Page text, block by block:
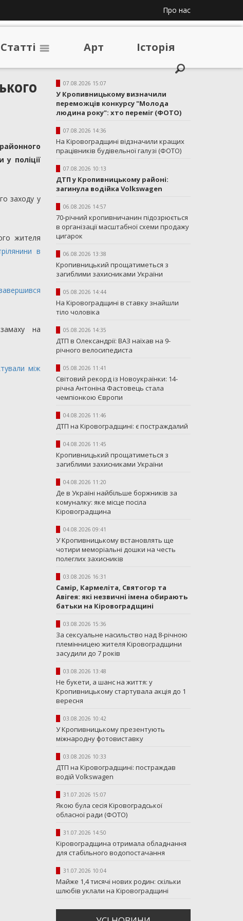
Про нас
Статтi Арт Iсторiя
поліції
заходу у
жителя
в
на
між
07.08.2026 15:07
У Кропивницькому визначили
переможців конкурсу "Молода
людина року": хто переміг (ФОТО)
07.08.2026 14:36
На Кіровоградщині відзначили кращих
працівників будівельної галузі (ФОТО)
07.08.2026 10:13
ДТП у Кропивницькому районі:
загинула водійка Volkswagen
06.08.2026 14:57
70-річний кропивничанин підозрюється
в організації масштабної схеми продажу
цигарок
06.08.2026 13:38
Кропивницький прощатиметься з
загиблими захисниками України
05.08.2026 14:44
На Кіровоградщині в ставку знайшли
тіло чоловіка
05.08.2026 14:35
ДТП в Олександрії: ВАЗ наїхав на 9-
річного велосипедиста
05.08.2026 11:41
Світовий рекорд із Новоукраїнки: 14-
річна Антоніна Фастовець стала
чемпіонкою Європи
04.08.2026 11:46
ДТП на Кіровоградщині: є постраждалий
04.08.2026 11:45
Кропивницький прощатиметься з
загиблими захисниками України
04.08.2026 11:20
Де в Україні найбільше боржників за
комуналку: яке місце посіла
Кіровоградщина
04.08.2026 09:41
У Кропивницькому встановлять ще
чотири меморіальні дошки на честь
полеглих захисників
03.08.2026 16:31
Самір, Кармеліта, Святогор та
Авігея: які незвичні імена обирають
батьки на Кіровоградщині
03.08.2026 15:36
За сексуальне насильство над 8-річною
племінницею жителя Кіровоградщини
засудили до 7 років
03.08.2026 13:48
Не букети, а шанс на життя: у
Кропивницькому стартувала акція до 1
вересня
03.08.2026 10:42
У Кропивницькому презентують
міжнародну фотовиставку
03.08.2026 10:33
ДТП на Кіровоградщині: постраждав
водій Volkswagen
31.07.2026 15:07
Якою була сесія Кіровоградської
обласної ради (ФОТО)
31.07.2026 14:50
Кіровоградщина отримала обладнання
для стабільного водопостачання
31.07.2026 10:04
Майже 1,4 тисячі нових родин: скільки
шлюбів уклали на Кіровоградщині